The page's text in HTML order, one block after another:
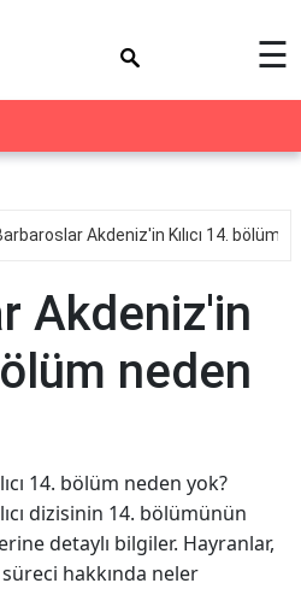
☰
Akdeniz'in Kılıcı 14. bölüm
Akdeniz'in
neden
14. bölüm neden yok?
dizisinin 14. bölümünün
detaylı bilgiler. Hayranlar,
hakkında neler